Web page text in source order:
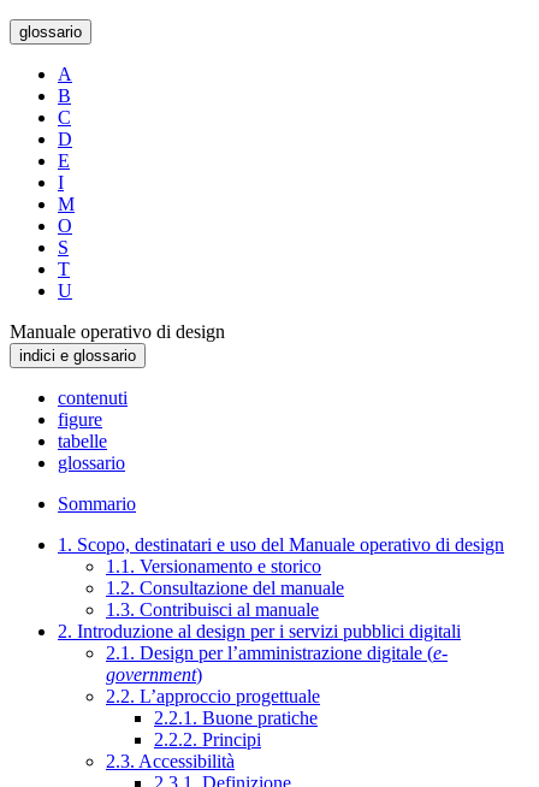
glossario
A
B
C
D
E
I
M
O
S
T
U
Manuale operativo di design
indici e glossario
contenuti
figure
tabelle
glossario
Sommario
1. Scopo, destinatari e uso del Manuale operativo di design
1.1. Versionamento e storico
1.2. Consultazione del manuale
1.3. Contribuisci al manuale
2. Introduzione al design per i servizi pubblici digitali
2.1. Design per l’amministrazione digitale (e-
government)
2.2. L’approccio progettuale
2.2.1. Buone pratiche
2.2.2. Principi
2.3. Accessibilità
2.3.1. Definizione